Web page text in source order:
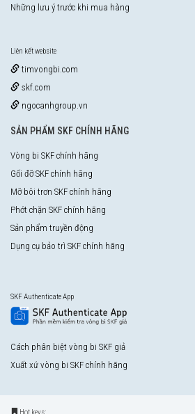
Những lưu ý trước khi mua hàng
Liên kết website
timvongbi.com
skf.com
ngocanhgroup.vn
SẢN PHẨM SKF CHÍNH HÃNG
Vòng bi SKF chính hãng
Gối đỡ SKF chính hãng
Mỡ bôi trơn SKF chính hãng
Phớt chặn SKF chính hãng
Sản phẩm truyền động
Dụng cụ bảo trì SKF chính hãng
SKF Authenticate App
Cách phân biệt vòng bi SKF giả
Xuất xứ vòng bi SKF chính hãng
Hot keys: